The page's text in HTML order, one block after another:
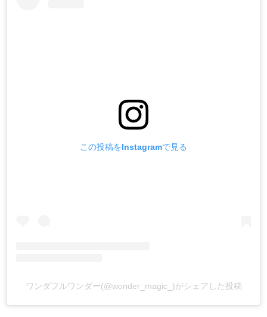
この投稿をInstagramで見る
ワンダフルワンダー(@wonder_magic_)がシェアした投稿